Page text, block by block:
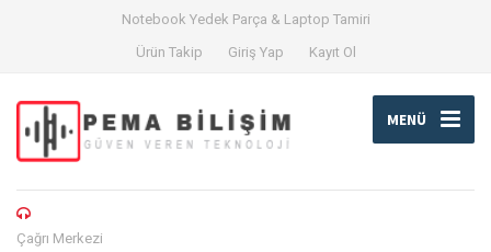
Notebook Yedek Parça & Laptop Tamiri
Ürün Takip
Giriş Yap Kayıt Ol
MENÜ
Çağrı Merkezi